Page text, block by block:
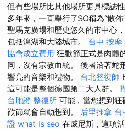
但有些場所比其他場所更具標誌性
多年來，一直舉行了SO稱為“散
聖馬克廣場和歷史悠久的市中心
包括潟湖和大陸城市。 台中 按摩
協會成立費用 狂歡節正式是肉體
同，沒有宗教血統。 後者沿著蛇
響亮的音樂和禮物。 台北整復師
這可能是整個德國第二大人群。
台胞證 整復所 可能，當您想到狂
歡節就會自動想到。 后里推拿 台
證 what is seo 在威尼斯，這項